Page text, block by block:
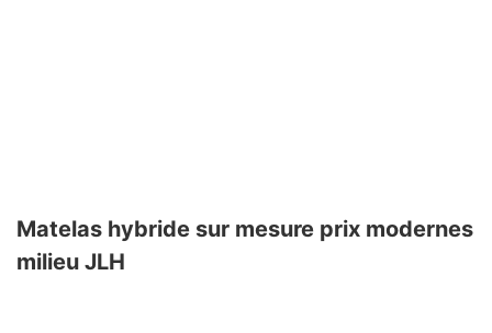
Matelas hybride sur mesure prix modernes
milieu JLH